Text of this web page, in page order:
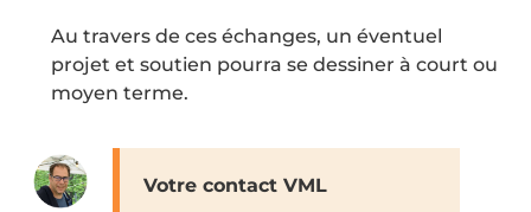
Au travers de ces échanges, un éventuel
projet et soutien pourra se dessiner à court ou
moyen terme.
Votre contact VML